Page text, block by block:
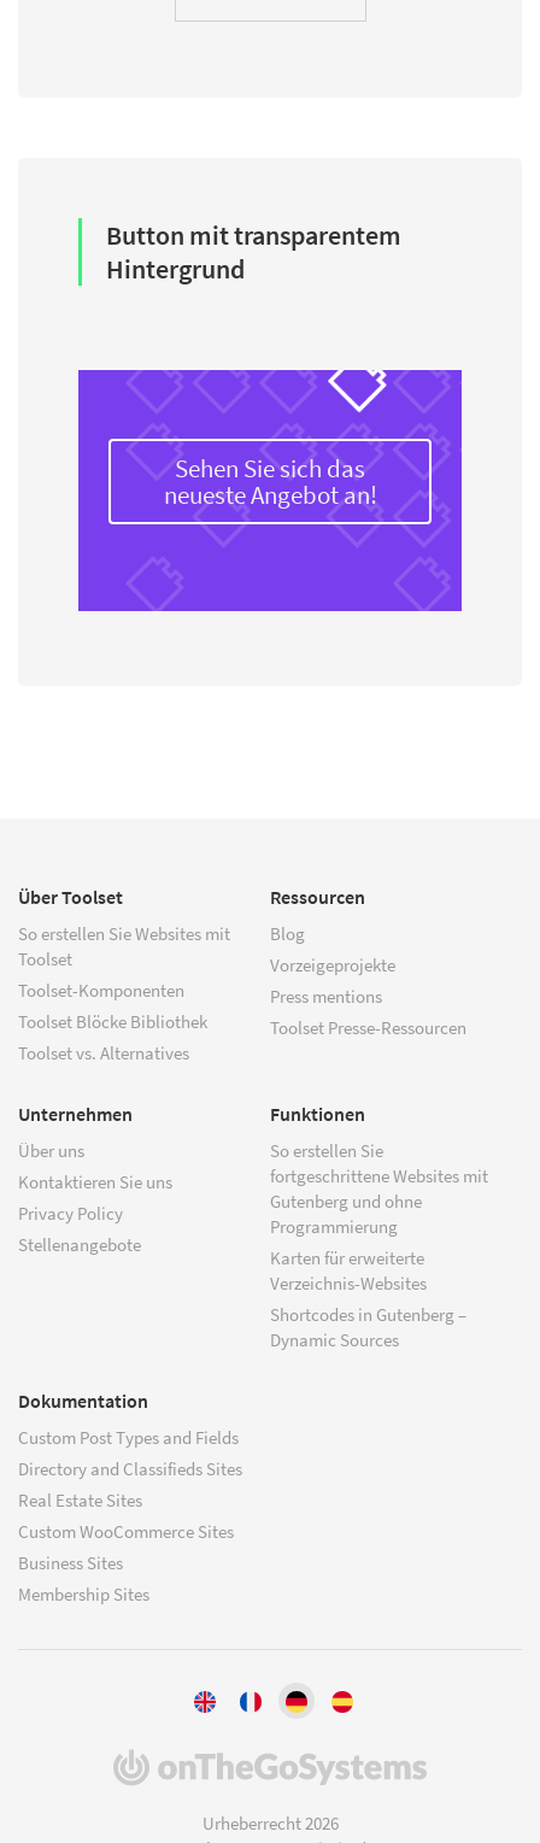
Button mit transparentem
Hintergrund
Sehen Sie sich das
neueste Angebot an!
Über Toolset
So erstellen Sie Websites mit
Toolset
Toolset-Komponenten
Toolset Blöcke Bibliothek
Toolset vs. Alternatives
Ressourcen
Blog
Vorzeigeprojekte
Press mentions
Toolset Presse-Ressourcen
Unternehmen
Über uns
Kontaktieren Sie uns
Privacy Policy
Stellenangebote
Funktionen
So erstellen Sie
fortgeschrittene Websites mit
Gutenberg und ohne
Programmierung
Karten für erweiterte
Verzeichnis-Websites
Shortcodes in Gutenberg –
Dynamic Sources
Dokumentation
Custom Post Types and Fields
Directory and Classifieds Sites
Real Estate Sites
Custom WooCommerce Sites
Business Sites
Membership Sites
(öffnet
Urheberrecht 2026